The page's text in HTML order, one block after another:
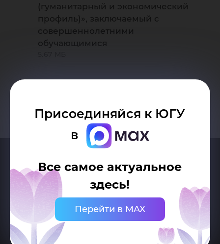
Присоединяйся к ЮГУ
в
Все самое актуальное
здесь!
Перейти в MAX
(гуманитарный и экономический
профиль)», заключаемый с
совершеннолетними
обучающимися
Делитесь новостями об университете с хештегом #ЮГУ